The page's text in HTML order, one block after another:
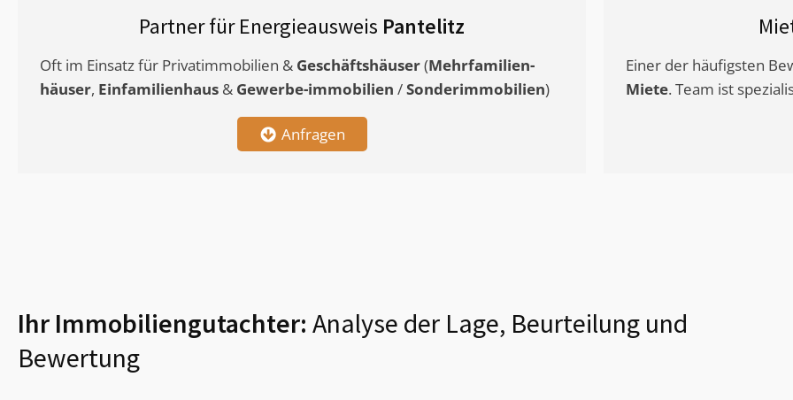
Partner für Energieausweis Pantelitz
Oft im Einsatz für Privatimmobilien & Geschäftshäuser(Mehrfamilien-
häuser, Einfamilienhaus & Gewerbe-immobilien /Sonderimmobilien)
Anfragen
Einer der häufigsten
Miete. Team ist
Ihr Immobiliengutachter: Analyse der Lage, Beurteilung und
Bewertung